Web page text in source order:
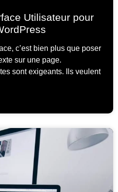
Utilisateur pour
c’est bien plus que poser
sur une page.
sont exigeants. Ils veulent